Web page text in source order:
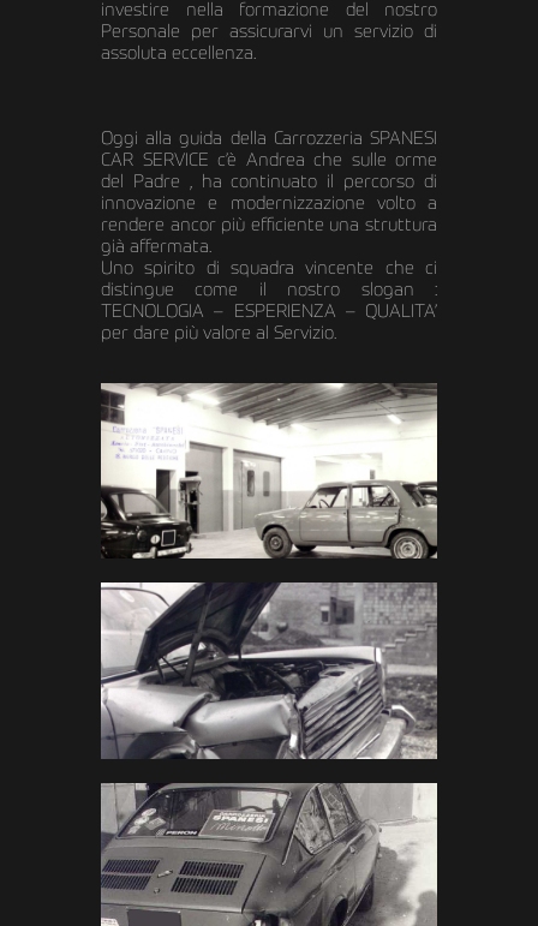
investire nella formazione del nostro
Personale per assicurarvi un servizio di
assoluta eccellenza.
Oggi alla guida della Carrozzeria SPANESI
CAR SERVICE c’è Andrea che sulle orme
del Padre , ha continuato il percorso di
innovazione e modernizzazione volto a
rendere ancor più efficiente una struttura
già affermata.
Uno spirito di squadra vincente che ci
distingue come il nostro slogan :
TECNOLOGIA – ESPERIENZA – QUALITA’
per dare più valore al Servizio.